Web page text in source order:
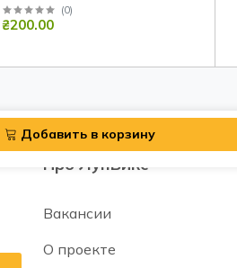
(0)
₴200.00
Добавить в корзину
Про ЛунБикс
Вакансии
О проекте